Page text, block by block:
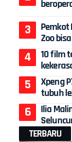
Zoo
10 film
Xpeng
tubuh
Ilia
TERBARU